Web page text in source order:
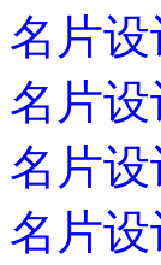
名片
名片
名片
名片设